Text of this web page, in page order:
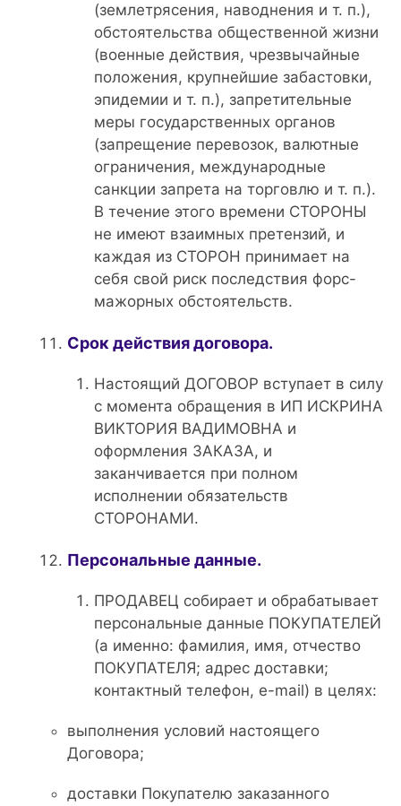
(землетрясения, наводнения и т. п.),
обстоятельства общественной жизни
(военные действия, чрезвычайные
положения, крупнейшие забастовки,
эпидемии и т. п.), запретительные
меры государственных органов
(запрещение перевозок, валютные
ограничения, международные
санкции запрета на торговлю и т. п.).
В течение этого времени СТОРОНЫ
не имеют взаимных претензий, и
каждая из СТОРОН принимает на
себя свой риск последствия форс-
мажорных обстоятельств.
Срок действия договора.
Настоящий ДОГОВОР вступает в силу
с момента обращения в ИП ИСКРИНА
ВИКТОРИЯ ВАДИМОВНА и
оформления ЗАКАЗА, и
заканчивается при полном
исполнении обязательств
СТОРОНАМИ.
Персональные данные.
ПРОДАВЕЦ собирает и обрабатывает
персональные данные ПОКУПАТЕЛЕЙ
(а именно: фамилия, имя, отчество
ПОКУПАТЕЛЯ; адрес доставки;
контактный телефон, e-mail) в целях:
выполнения условий настоящего
Договора;
доставки Покупателю заказанного